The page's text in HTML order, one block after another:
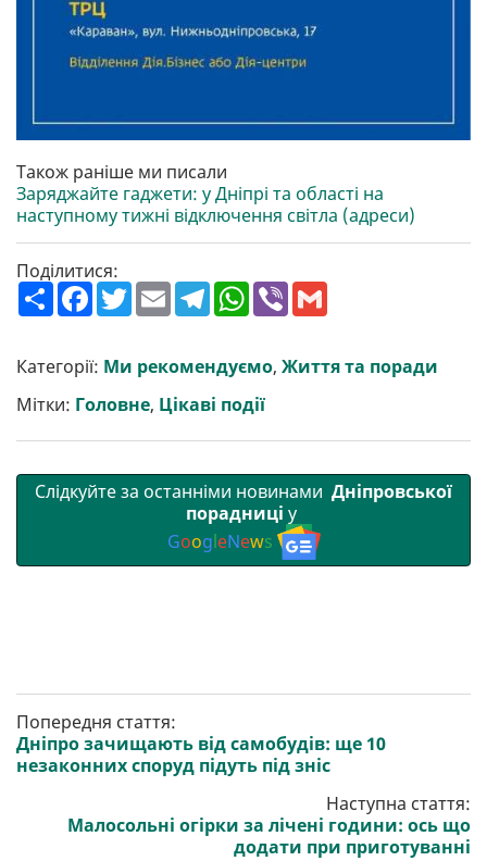
Також раніше ми писали
Заряджайте гаджети: у Дніпрі та області на
наступному тижні відключення світла (адреси)
Поділитися:
П
о
р
и
т
и
F
a
b
o
o
k
T
w
e
r
E
m
l
T
e
g
r
a
m
W
h
s
A
p
p
V
r l
Категорії: Ми рекомендуємо, Життя та поради
Мітки: Головне, Цікаві події
Слідкуйте за останніми новинами Дніпровської
порадниці у
GoogleNews
Попередня стаття:
Дніпро зачищають від самобудів: ще 10
незаконних споруд підуть під зніс
Наступна стаття:
Малосольні огірки за лічені години: ось що
додати при приготуванні